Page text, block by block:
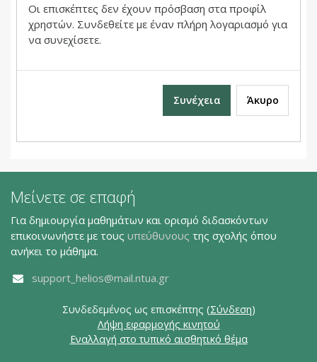
Οι επισκέπτες δεν έχουν πρόσβαση στα προφίλ
χρηστών. Συνδεθείτε με έναν πλήρη λογαριασμό για
να συνεχίσετε.
Συνέχεια Άκυρο
Μείνετε σε επαφή
Για δημιουργία μαθημάτων και ορισμό διδασκόντων
επικοινωνήστε με τους υπεύθυνους της σχολής όπου
ανήκει το μάθημα.
support_helios@mail.ntua.gr
Συνδεδεμένος ως επισκέπτης (Σύνδεση)
Λήψη εφαρμογής κινητού
Εναλλαγή στο τυπικό αισθητικό θέμα